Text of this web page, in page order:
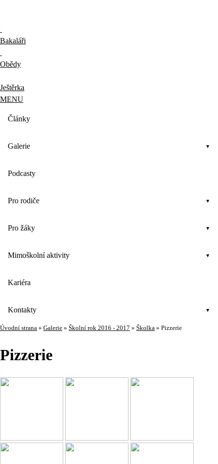
Bakaláři
Obědy
Ještěrka
MENU
Články
Galerie
Podcasty
Pro rodiče
Pro žáky
Mimoškolní aktivity
Kariéra
Kontakty
Úvodní strana » Galerie » Školní rok 2016 - 2017 » Školka » Pizzerie
Pizzerie